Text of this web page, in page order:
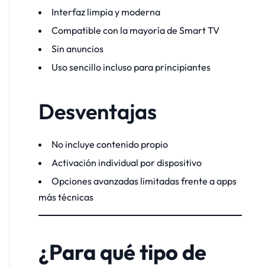
Interfaz limpia y moderna
Compatible con la mayoría de Smart TV
Sin anuncios
Uso sencillo incluso para principiantes
Desventajas
No incluye contenido propio
Activación individual por dispositivo
Opciones avanzadas limitadas frente a apps
más técnicas
¿Para qué tipo de